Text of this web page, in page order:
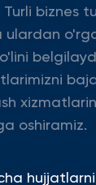
Turli biznes
ulardan
oshiramiz.
hujjatlarni